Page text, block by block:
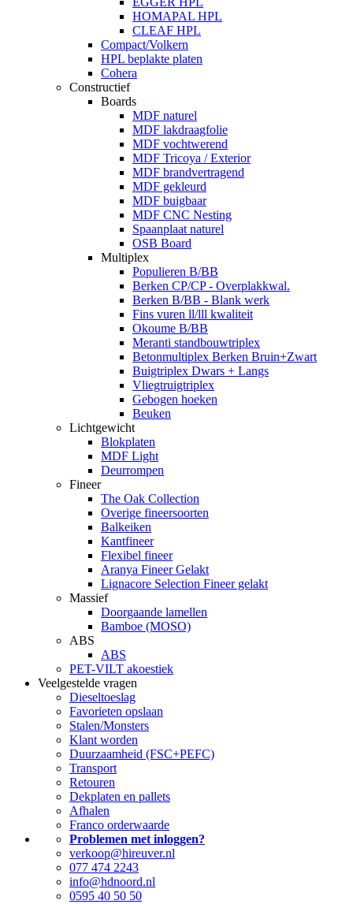
HOMAPAL HPL
CLEAF HPL
Compact/Volkern
HPL beplakte platen
Cohera
Constructief
Boards
MDF naturel
MDF lakdraagfolie
MDF vochtwerend
MDF Tricoya / Exterior
MDF brandvertragend
MDF gekleurd
MDF buigbaar
MDF CNC Nesting
Spaanplaat naturel
OSB Board
Multiplex
Populieren B/BB
Berken CP/CP - Overplakkwal.
Berken B/BB - Blank werk
Fins vuren ll/lll kwaliteit
Okoume B/BB
Meranti standbouwtriplex
Betonmultiplex Berken Bruin+Zwart
Buigtriplex Dwars + Langs
Vliegtruigtriplex
Gebogen hoeken
Beuken
Lichtgewicht
Blokplaten
MDF Light
Deurrompen
Fineer
The Oak Collection
Overige fineersoorten
Balkeiken
Kantfineer
Flexibel fineer
Aranya Fineer Gelakt
Lignacore Selection Fineer gelakt
Massief
Doorgaande lamellen
Bamboe (MOSO)
ABS
ABS
PET-VILT akoestiek
Veelgestelde vragen
Dieseltoeslag
Favorieten opslaan
Stalen/Monsters
Klant worden
Duurzaamheid (FSC+PEFC)
Transport
Retouren
Dekplaten en pallets
Afhalen
Franco orderwaarde
Problemen met inloggen?
verkoop@hireuver.nl
077 474 2243
info@hdnoord.nl
0595 40 50 50